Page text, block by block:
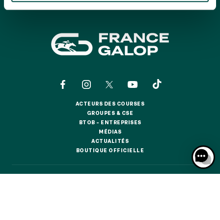
LA GARDEN PARTY - CYGAMES GRAND PRIX DE PARIS -
TOUS NOS ÉVÉNEMENTS
ABONNEMENTS ANNUELS
ACTEURS DES COURSES
ACTEURS DES COURSES
GROUPES & CSE
GROUPES & CSE
BTOB – ENTREPRISES
BTOB – ENTREPRISES
MÉDIAS
MÉDIAS
ACTUALITÉS
ACTUALITÉS
BOUTIQUE OFFICIELLE